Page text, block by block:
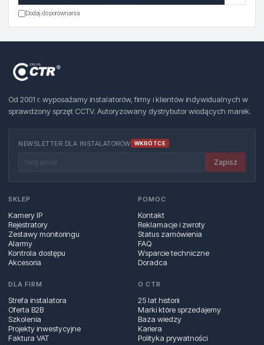
Dodaj do porównania
Od 2001 r. wyposażamy instalatorów, firmy i klientów indywidualnych w
sprawdzony sprzęt CCTV. Autoryzowany dystrybutor wiodących marek.
NEWSLETTER DLA INSTALATORÓW WKRÓTCE
Zapisz
SKLEP
Kamery IP
Rejestratory
Zestawy monitoringu
Alarmy
Kontrola dostępu
Akcesoria
POMOC
Kontakt
Reklamacje i zwroty
Status zamówienia
FAQ
Wsparcie techniczne
Doradca
DLA FIRM
Strefa instalatora
Oferta B2B
Szkolenia
Projekty inwestycyjne
Faktura VAT
O CTR
25 lat historii
Marki które sprzedajemy
Baza wiedzy
Kariera
Polityka prywatności